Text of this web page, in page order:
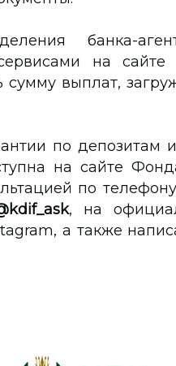
банка-
сервисами на
сумму выплат,
по депозитам
на сайте
по
, на
а также